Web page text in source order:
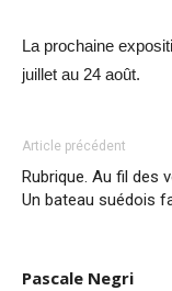
La prochaine
juillet au 24 août.
Article précédent
Rubrique. Au fil des
Un bateau suédois
Pascale Negri